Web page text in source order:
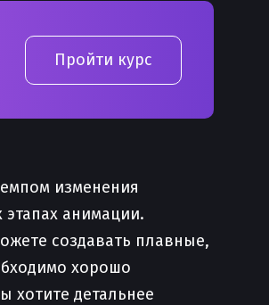
Пройти курс
изменения
анимации.
создавать плавные,
хорошо
хотите детальнее